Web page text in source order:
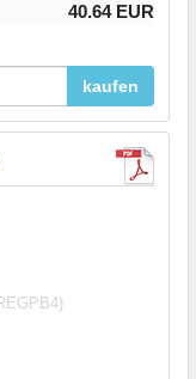
40.64 EUR
kaufen